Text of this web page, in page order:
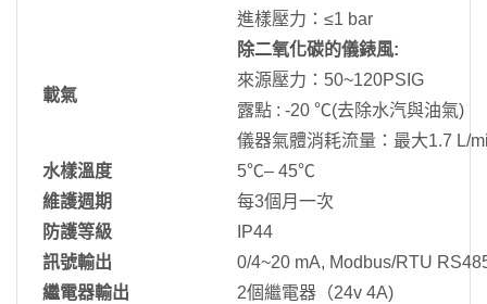
進樣壓力：≤1 bar
載氣
除二氧化碳的儀錶風:
來源壓力：50~120PSIG
露點 : -20 ℃(去除水汽與油氣)
儀器氣體消耗流量：最大1.7 L/
水樣溫度
5℃– 45℃
維護週期
每3個月一次
防護等級
IP44
訊號輸出
0/4~20 mA, Modbus/RTU
繼電器輸出
2個繼電器（24v 4A)